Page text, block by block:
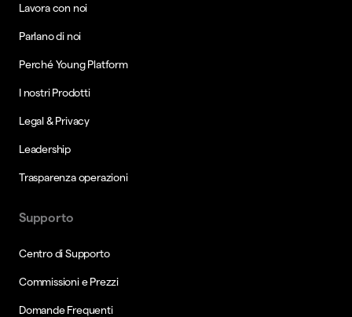
Lavora con noi
Parlano di noi
Perché Young Platform
I nostri Prodotti
Legal & Privacy
Leadership
Trasparenza operazioni
Supporto
Centro di Supporto
Commissioni e Prezzi
Domande Frequenti